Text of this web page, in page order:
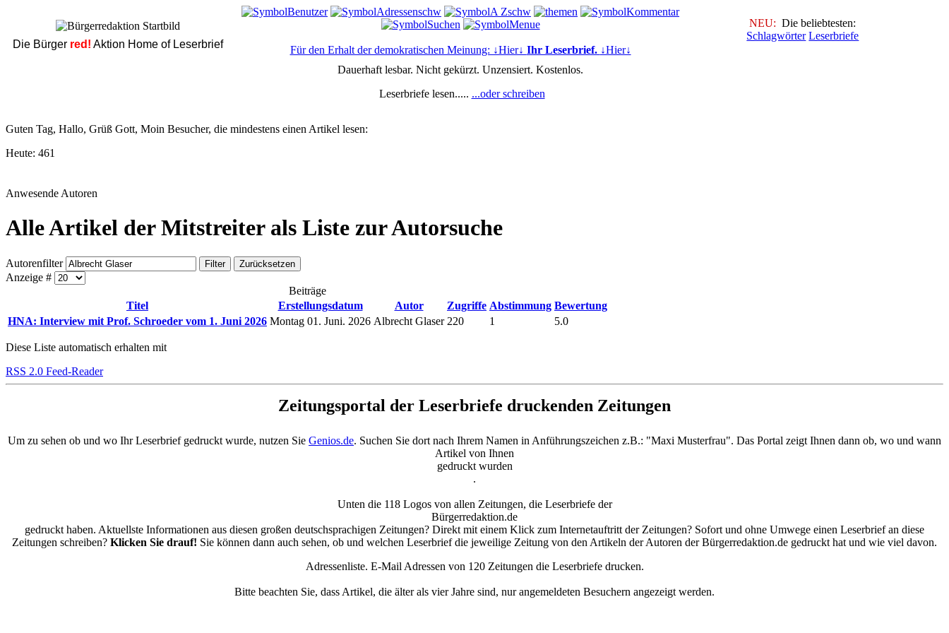
Die Bürger red! Aktion Home of Leserbrief Für den Erhalt der demokratischen Meinung: ↓Hier↓ Ihr Leserbrief. ↓Hier↓
Dauerhaft lesbar. Nicht gekürzt. Unzensiert. Kostenlos.
Leserbriefe lesen..... ...oder schreiben
NEU: Die beliebtesten:
Schlagwörter Leserbriefe
Guten Tag, Hallo, Grüß Gott, Moin Besucher, die mindestens einen Artikel lesen:
Heute: 461
Anwesende Autoren
Alle Artikel der Mitstreiter als Liste zur Autorsuche
Autorenfilter Filter Zurücksetzen
Anzeige #
Beiträge
Titel
Erstellungsdatum Autor Zugriffe Abstimmung Bewertung
HNA: Interview mit Prof. Schroeder vom 1. Juni 2026 Montag 01. Juni. 2026 Albrecht Glaser 220 1 5.0
Diese Liste automatisch erhalten mit
RSS 2.0 Feed-Reader
Zeitungsportal der Leserbriefe druckenden Zeitungen
Um zu sehen ob und wo Ihr Leserbrief gedruckt wurde, nutzen Sie Genios.de. Suchen Sie dort nach Ihrem Namen in Anführungszeichen z.B.: "Maxi Musterfrau". Das Portal zeigt Ihnen dann ob, wo und wann
Artikel von Ihnen
gedruckt wurden
.
Unten die 118 Logos von allen Zeitungen, die Leserbriefe der
Bürgerredaktion.de
gedruckt haben. Aktuellste Informationen aus diesen großen deutschsprachigen Zeitungen? Direkt mit einem Klick zum Internetauftritt der Zeitungen? Sofort und ohne Umwege einen Leserbrief an diese
Zeitungen schreiben? Klicken Sie drauf! Sie können dann auch sehen, ob und welchen Leserbrief die jeweilige Zeitung von den Artikeln der Autoren der Bürgerredaktion.de gedruckt hat und wie viel davon.
Adressenliste. E-Mail Adressen von 120 Zeitungen die Leserbriefe drucken.
Bitte beachten Sie, dass Artikel, die älter als vier Jahre sind, nur angemeldeten Besuchern angezeigt werden.